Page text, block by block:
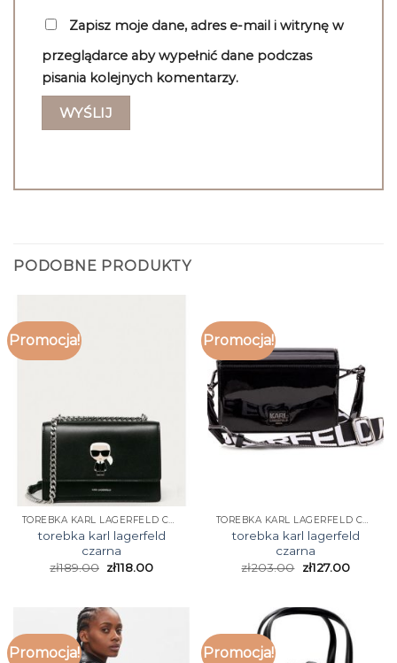
Zapisz moje dane, adres e-mail i witrynę w
przeglądarce aby wypełnić dane podczas
pisania kolejnych komentarzy.
PODOBNE PRODUKTY
Promocja!
TOREBKA KARL LAGERFELD CZARNA
torebka karl lagerfeld
czarna
zł189.00 zł118.00
Promocja!
TOREBKA KARL LAGERFELD CZARNA
torebka karl lagerfeld
czarna
zł203.00 zł127.00
Promocja! Promocja!